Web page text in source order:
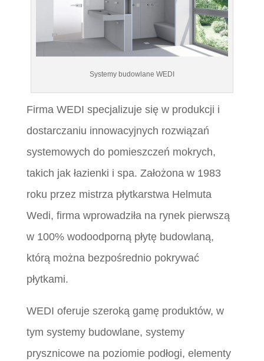
Systemy budowlane WEDI
Firma WEDI specjalizuje się w produkcji i
dostarczaniu innowacyjnych rozwiązań
systemowych do pomieszczeń mokrych,
takich jak łazienki i spa. Założona w 1983
roku przez mistrza płytkarstwa Helmuta
Wedi, firma wprowadziła na rynek pierwszą
w 100% wodoodporną płytę budowlaną,
którą można bezpośrednio pokrywać
płytkami.
WEDI oferuje szeroką gamę produktów, w
tym systemy budowlane, systemy
prysznicowe na poziomie podłogi, elementy